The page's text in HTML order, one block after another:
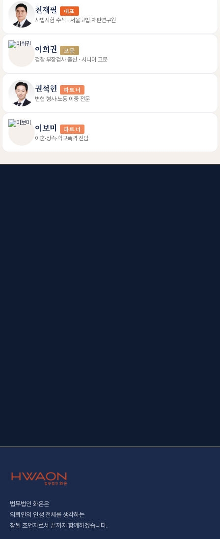
천재필 대표
사법시험 수석 · 서울고법 재판연구원
이희권 고문
검찰 부장검사 출신 · 시니어 고문
권석현 파트너
변협 형사·노동 이중 전문
이보미 파트너
이혼·상속·학교폭력 전담
법무법인 화온은
의뢰인의 인생 전체를 생각하는
참된 조언자로서 끝까지 함께하겠습니다.